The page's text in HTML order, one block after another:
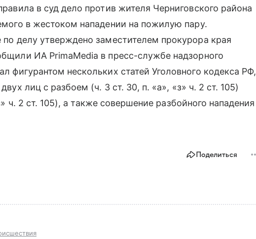
в суд дело против жителя Черниговского района
в жестоком нападении на пожилую пару.
делу утверждено заместителем прокурора края
ИА PrimaMedia в пресс-службе надзорного
фигурантом нескольких статей Уголовного кодекса РФ,
лиц с разбоем (ч. 3 ст. 30, п. «а», «з» ч. 2 ст. 105)
ч. 2 ст. 105), а также совершение разбойного нападения
Поделиться